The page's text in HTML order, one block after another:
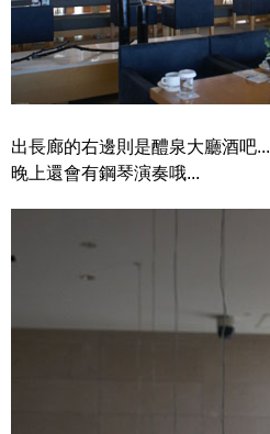
出長廊的右邊則是醴泉大廳酒吧...
晚上還會有鋼琴演奏哦...